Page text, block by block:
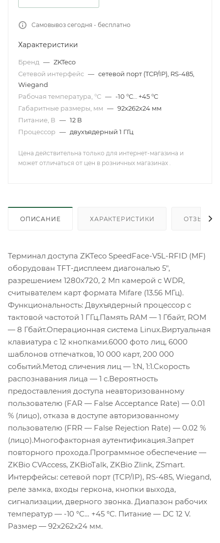
Самовывоз сегодня - бесплатно
Характеристики
Бренд — ZKTeco
Сетевой интерфейс — сетевой порт (TCP/IP), RS-485,
Wiegand
Рабочая температура, °С — -10 °С… +45 °C
Габаритные размеры, мм — 92x262x24 мм
Питание, В — 12 В
Процессор — двухъядерный 1 ГГц
Цена действительна только для интернет-магазина и
может отличаться от цен в розничных магазинах .
ОПИСАНИЕ ХАРАКТЕРИСТИКИ ОТЗЫВЫ
Терминал доступа ZKTeco SpeedFace-V5L-RFID (MF)
оборудован TFT-дисплеем диагональю 5",
разрешением 1280x720, 2 Мп камерой с WDR,
считывателем карт формата Mifare (13.56 МГц).
Функциональность: Двухъядерный процессор с
тактовой частотой 1 ГГц.Память RAM — 1 Гбайт, ROM
— 8 Гбайт.Операционная система Linux.Виртуальная
клавиатура с 12 кнопками.6000 фото лиц, 6000
шаблонов отпечатков, 10 000 карт, 200 000
событий.Метод сличения лиц — 1:N, 1:1.Скорость
распознавания лица — 1 с.Вероятность
предоставления доступа неавторизованному
пользователю (FAR — False Acceptance Rate) — 0.01
% (лицо), отказа в доступе авторизованному
пользователю (FRR — False Rejection Rate) — 0.02 %
(лицо).Многофакторная аутентификация.Запрет
повторного прохода.Программное обеспечение —
ZKBio CVAccess, ZKBioTalk, ZKBio Zlink, ZSmart.
Интерфейсы: сетевой порт (TCP/IP), RS-485, Wiegand,
реле замка, входы геркона, кнопки выхода,
сигнализации, дверного звонка. Диапазон рабочих
температур — -10 °С… +45 °C. Питание — DC 12 V.
Размер — 92x262x24 мм.